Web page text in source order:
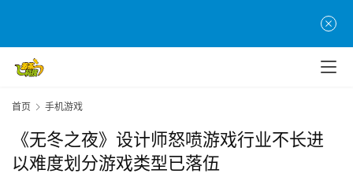
首页 手机游戏
《无冬之夜》设计师怒喷游戏行业不长进
以难度划分游戏类型已落伍